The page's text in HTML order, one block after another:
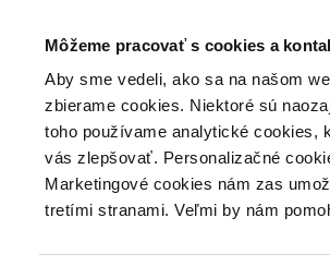
Môžeme pracovať s cookies a
Aby sme vedeli, ako sa na našom
zbierame cookies. Niektoré sú
toho používame analytické cookies,
vás zlepšovať. Personalizačné
Marketingové cookies nám zas
tretími stranami. Veľmi by nám
Poukážky Kontakt